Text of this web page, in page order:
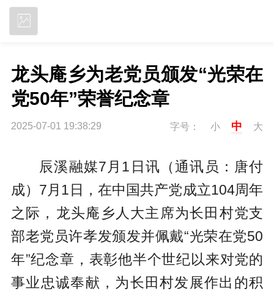
‌龙头庵乡为老党员颁发“光荣在
党50年”荣誉纪念章‌
2025-07-01 19:38:29 字号： 小 中 大
辰溪融媒7月1日讯（通讯员：唐付
成）7月1日，在中国共产党成立104周年
之际，‌龙头庵乡人大主席为长田村党支
部老党员许孝发颁发并佩戴“光荣在党50
年”纪念章，表彰他半个世纪以来对党的
事业忠诚奉献，为长田村发展作出的积